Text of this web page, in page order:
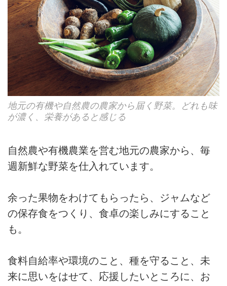
地元の有機や自然農の農家から届く野菜。どれも味
が濃く、栄養があると感じる
自然農や有機農業を営む地元の農家から、毎
週新鮮な野菜を仕入れています。
余った果物をわけてもらったら、ジャムなど
の保存食をつくり、食卓の楽しみにすること
も。
食料自給率や環境のこと、種を守ること、未
来に思いをはせて、応援したいところに、お